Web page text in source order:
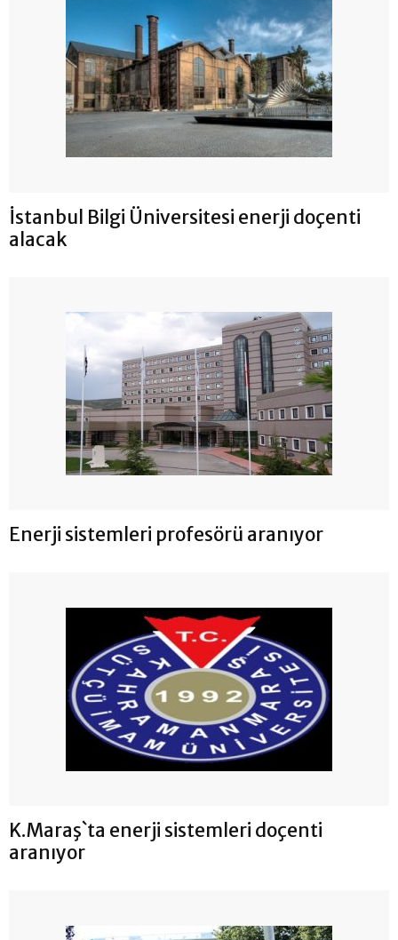
İstanbul Bilgi Üniversitesi enerji doçenti
alacak
Enerji sistemleri profesörü aranıyor
K.Maraş`ta enerji sistemleri doçenti
aranıyor